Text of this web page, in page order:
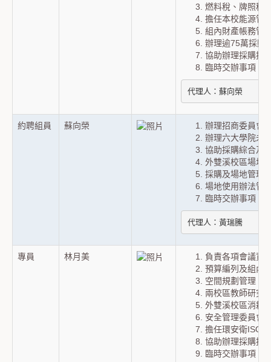
燃料稅、牌照稅
擔任本校能源管
組內財產帳務管
辦理逾75萬採購
協助辦理採購招
臨時交辦事項。
代理人：蘇向榮
約聘組員 蘇向榮
辦理招商委員會
辦理六大學院未
協助採購綜合及
外雙溪校區場地
採購及場地管理
場地使用辦法管
臨時交辦事項。
代理人：黃瑞騰
專員 林月美
負責各項會議資
預算編列及組內
空間規劃管理（
兩校區教師研究
外雙溪校區消耗
安全管理委員會
擔任環安衛ISO
協助辦理採購招
臨時交辦事項。